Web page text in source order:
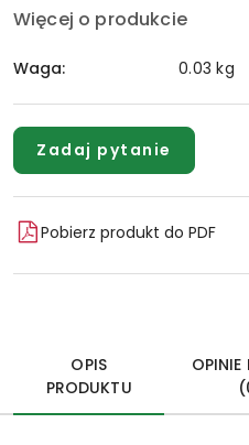
Więcej o produkcie
Waga: 0.03 kg
Zadaj pytanie
Pobierz produkt do PDF
OPIS
PRODUKTU
OPINIE